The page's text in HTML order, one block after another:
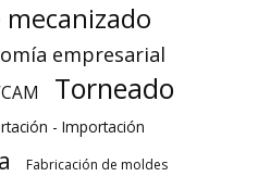
empresarial
Torneado
- Importación
Fabricación de moldes